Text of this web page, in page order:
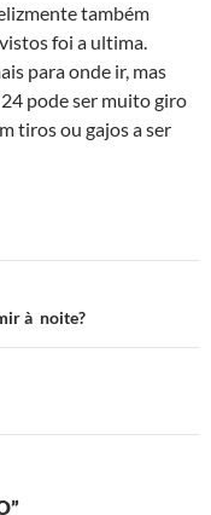
também
foi a ultima.
para onde ir, mas
pode ser muito giro
tiros ou gajos a ser
à noite?